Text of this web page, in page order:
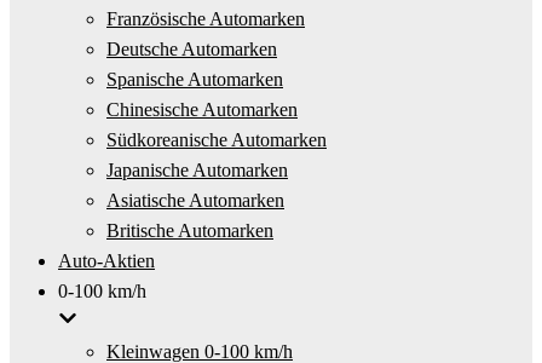
Französische Automarken
Deutsche Automarken
Spanische Automarken
Chinesische Automarken
Südkoreanische Automarken
Japanische Automarken
Asiatische Automarken
Britische Automarken
Auto-Aktien
0-100 km/h
Kleinwagen 0-100 km/h